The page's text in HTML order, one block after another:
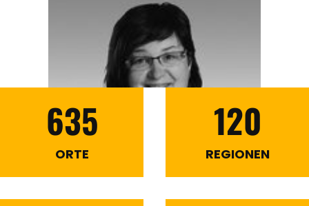
635
ORTE
120
REGIONEN